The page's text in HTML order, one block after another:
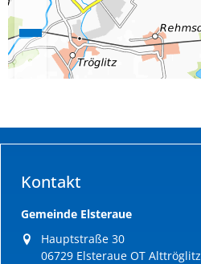
Kontakt
Gemeinde Elsteraue
Hauptstraße 30
06729 Elsteraue OT Alttröglitz